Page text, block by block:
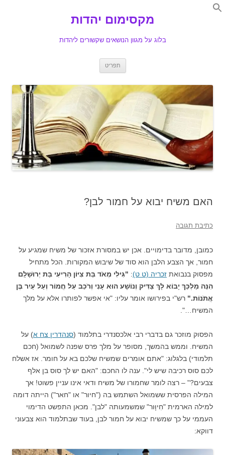
Search
מקסימום יהדות
בלוג על מגוון הנושאים שקשורים ליהדות
תפריט
האם משיח יבוא על חמור לבן?
כתיבת תגובה
כמובן, מדובר בדימויים. אכן יש במסורת אזכור של משיח שמגיע על
חמור, אך הצבע הלבן הוא סוד של שיבוש המקורות. הכל מתחיל
מפסוק בנבואת זכריה (ט ט): "גִּילִי מְאֹד בַּת צִיּוֹן הָרִיעִי בַּת יְרוּשָׁלַ͏ִם
הִנֵּה מַלְכֵּךְ יָבוֹא לָךְ צַדִּיק וְנוֹשָׁע הוּא עָנִי וְרֹכֵב עַל חֲמוֹר וְעַל עַיִר בֶּן
אֲתֹנוֹת." רש"י בפירושו אומר עליו: "אי אפשר לפותרו אלא על מלך
המשיח…".
הפסוק מוזכר גם בדברי רבי אלכסנדרי בתלמוד (סנהדרין צח א) על
המשיח. וממש בהמשך, מסופר על מלך פרס שפנה לשמואל (חכם
תלמודי) בלגלוג: "אתם אומרים שמשיח שלכם בא על חומר. אז אשלח
לכם סוס רכיבה שיש לי". ענה לו החכם: "האם יש לך סוס בן אלף
צבעים?" – רצה לומר שחמורו של משיח ודאי אינו עניין פשוט! אך
המילה הפרסית ששמואל השתמש בה ("חיור" או "חאר") הייתה דומה
למילה הארמית "חִיוָּור" שמשמעותה "לבן". מכאן התפשט הדימוי
העממי על כך שמשיח יבוא על חמור לבן, בעוד שבתלמוד הוא צבעוני
דווקא: